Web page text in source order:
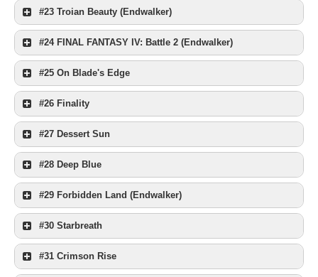
#23 Troian Beauty (Endwalker)
#24 FINAL FANTASY IV: Battle 2 (Endwalker)
#25 On Blade's Edge
#26 Finality
#27 Dessert Sun
#28 Deep Blue
#29 Forbidden Land (Endwalker)
#30 Starbreath
#31 Crimson Rise